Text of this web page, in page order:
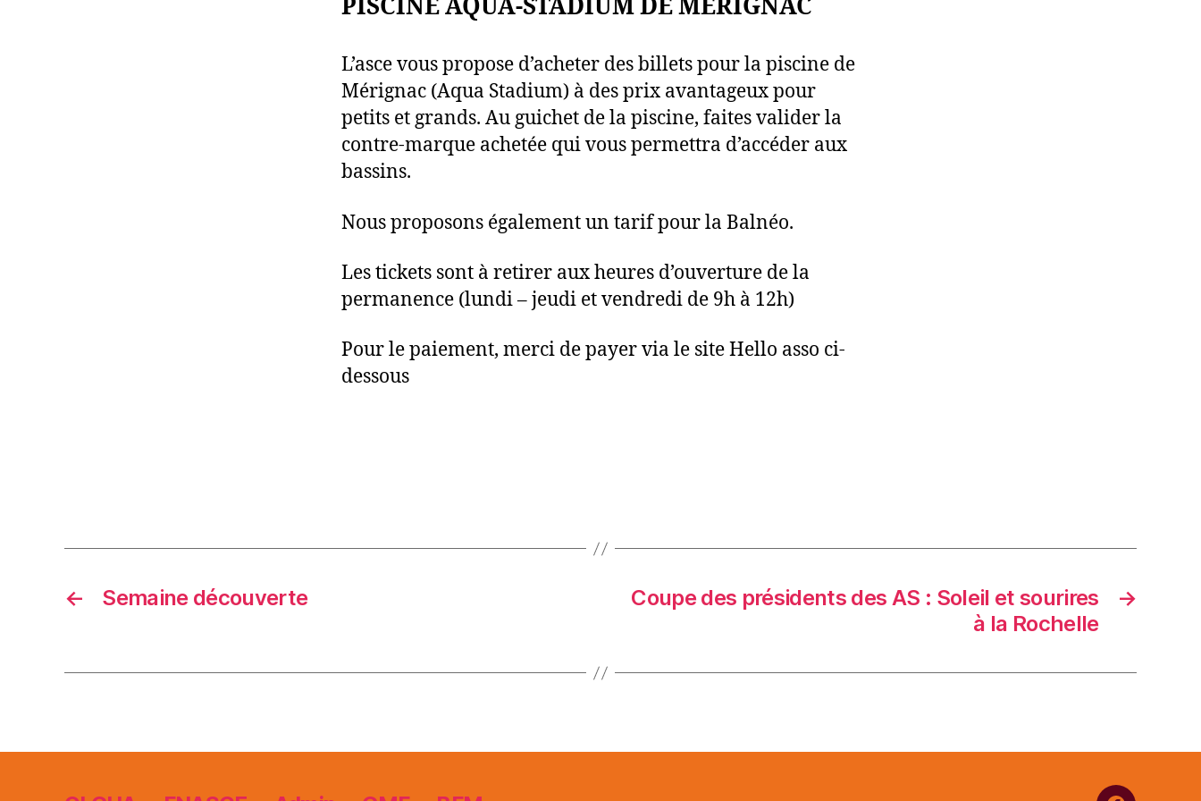
PISCINE AQUA-STADIUM DE MERIGNAC
L’asce vous propose d’acheter des billets pour la piscine de
Mérignac (Aqua Stadium) à des prix avantageux pour
petits et grands. Au guichet de la piscine, faites valider la
contre-marque achetée qui vous permettra d’accéder aux
bassins.
Nous proposons également un tarif pour la Balnéo.
Les tickets sont à retirer aux heures d’ouverture de la
permanence (lundi – jeudi et vendredi de 9h à 12h)
Pour le paiement, merci de payer via le site Hello asso ci-
dessous
← Semaine découverte →
Coupe des présidents des AS : Soleil et sourires
à la Rochelle